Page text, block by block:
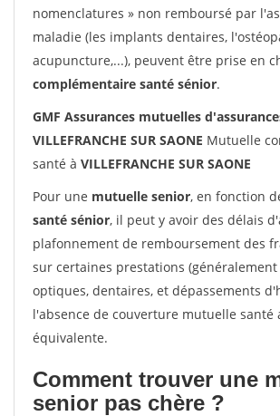
nomenclatures » non remboursé par
maladie (les implants dentaires,
acupuncture,...), peuvent être prise en
complémentaire santé sénior.
GMF Assurances mutuelles
VILLEFRANCHE SUR SAONE Mutuelle
santé à VILLEFRANCHE SUR SAONE
Pour une mutuelle senior, en fonction
santé sénior, il peut y avoir des délais
plafonnement de remboursement des
sur certaines prestations
optiques, dentaires, et dépassements
l'absence de couverture mutuelle santé
équivalente.
Comment trouver une
senior pas chère ?